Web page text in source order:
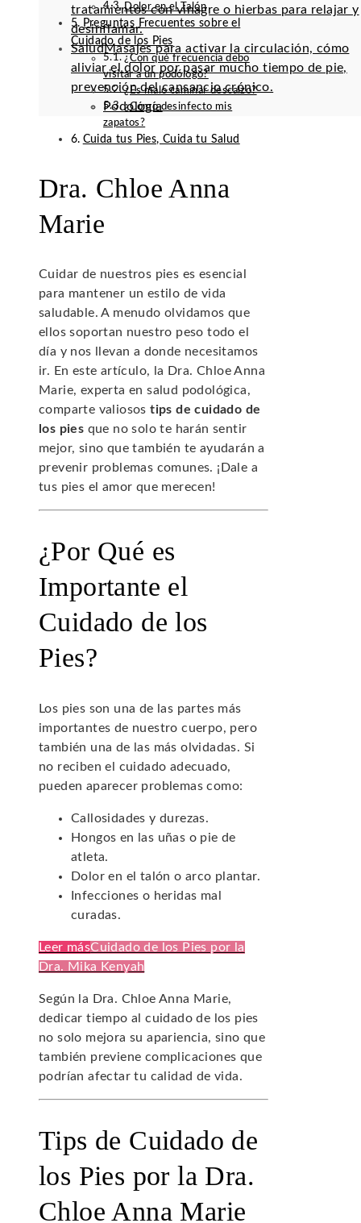
tratamientos con vinagre o hierbas para relajar y
desinflamar.
SaludMasajes para activar la circulación, cómo
aliviar el dolor por pasar mucho tiempo de pie,
prevención del cansancio crónico.
Podología
Dolor en el Talón
Preguntas Frecuentes sobre el
Cuidado de los Pies
¿Con qué frecuencia debo
visitar a un podólogo?
¿Es malo caminar descalzo?
¿Cómo desinfecto mis
zapatos?
Cuida tus Pies, Cuida tu Salud
Dra. Chloe Anna
Marie
Cuidar de nuestros pies es esencial
para mantener un estilo de vida
saludable. A menudo olvidamos que
ellos soportan nuestro peso todo el
día y nos llevan a donde necesitamos
ir. En este artículo, la Dra. Chloe Anna
Marie, experta en salud podológica,
comparte valiosostips de cuidado de
los pies que no solo te harán sentir
mejor, sino que también te ayudarán a
prevenir problemas comunes. ¡Dale a
tus pies el amor que merecen!
¿Por Qué es
Importante el
Cuidado de los
Pies?
Los pies son una de las partes más
importantes de nuestro cuerpo, pero
también una de las más olvidadas. Si
no reciben el cuidado adecuado,
pueden aparecer problemas como:
Callosidades y durezas.
Hongos en las uñas o pie de
atleta.
Dolor en el talón o arco plantar.
Infecciones o heridas mal
curadas.
Leer másCuidado de los Pies por la
Dra. Mika Kenyah
Según la Dra. Chloe Anna Marie,
dedicar tiempo al cuidado de los pies
no solo mejora su apariencia, sino que
también previene complicaciones que
podrían afectar tu calidad de vida.
Tips de Cuidado de
los Pies por la Dra.
Chloe Anna Marie